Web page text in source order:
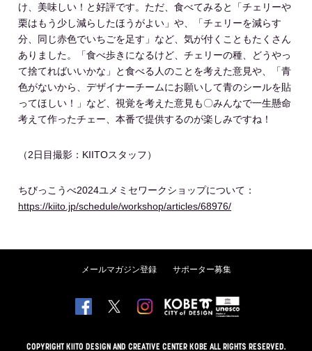
け、美味しい！と好評です。ただ、食べてみると「チェリーや
栗はもう少し減らしたほうがよい」や、「チェリーを減らす
分、同じ赤色でいちごを足す」など、気が付くこともたくさん
ありました。「食べ歩きになるけど、チェリーの種、どうやっ
て捨てればいいかな」と食べる人のことを考えた意見や、「青
色がないから、デザイナーチームにお願いして青のシールを貼
ってほしい！」など、視覚を考えた意見も〇みんなで一生懸命
考えて作ったチェー、本番で提供するのが楽しみですね！
（2日目撮影：KIITOスタッフ）
ちびっこうべ2024ユメミセワークショップについて：
https://kiito.jp/schedule/workshop/articles/68976/
メールマガジン登録 サポーター募集
COPYRIGHT KIITO DESIGN AND CREATIVE CENTER KOBE ALL RIGHTS RESERVED.